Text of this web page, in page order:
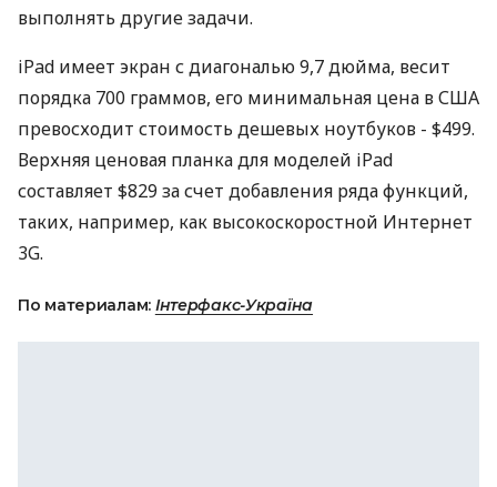
выполнять другие задачи.
iPad имеет экран с диагональю 9,7 дюйма, весит
порядка 700 граммов, его минимальная цена в США
превосходит стоимость дешевых ноутбуков - $499.
Верхняя ценовая планка для моделей iPad
составляет $829 за счет добавления ряда функций,
таких, например, как высокоскоростной Интернет
3G.
По материалам: Інтерфакс-Україна